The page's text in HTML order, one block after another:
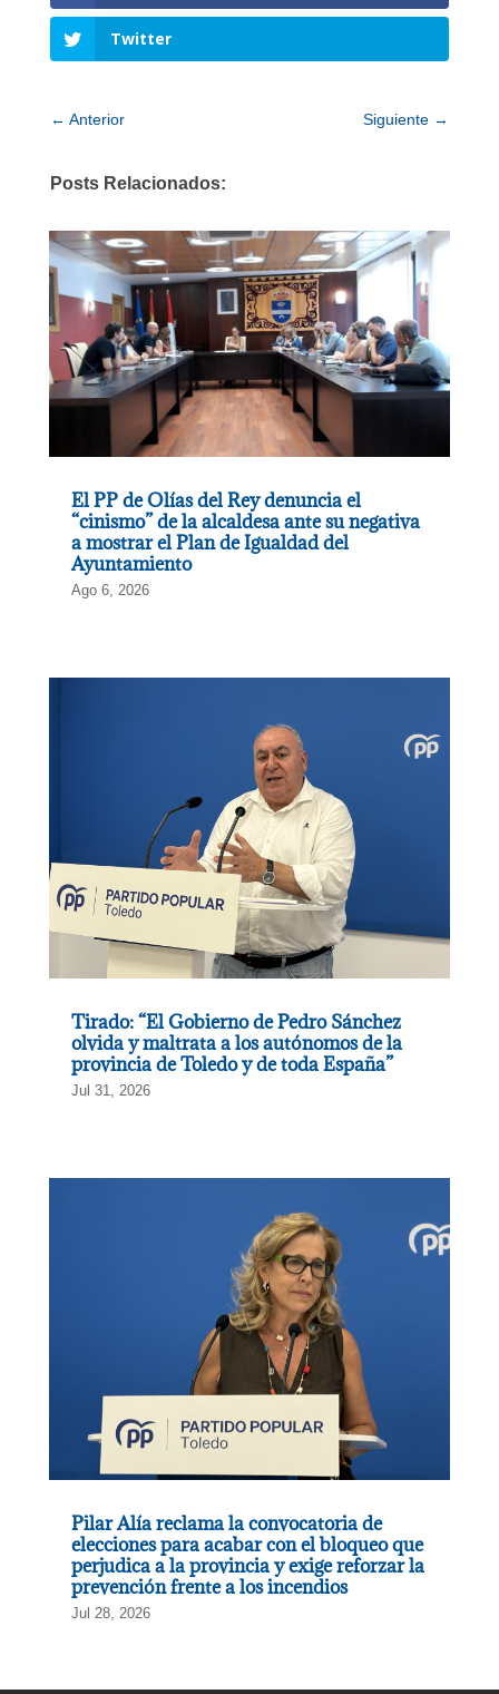
Twitter
← Anterior Siguiente →
Posts Relacionados:
El PP de Olías del Rey denuncia el
“cinismo” de la alcaldesa ante su negativa
a mostrar el Plan de Igualdad del
Ayuntamiento
Ago 6, 2026
Tirado: “El Gobierno de Pedro Sánchez
olvida y maltrata a los autónomos de la
provincia de Toledo y de toda España”
Jul 31, 2026
Pilar Alía reclama la convocatoria de
elecciones para acabar con el bloqueo que
perjudica a la provincia y exige reforzar la
prevención frente a los incendios
Jul 28, 2026